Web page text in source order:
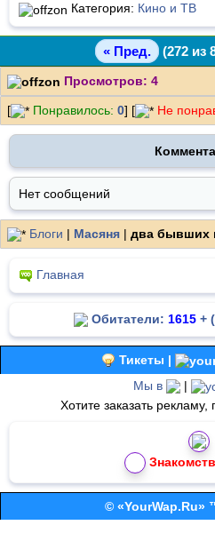
Категория: Кино и ТВ
« Пред. (272 из
Просмотров: 4
[ Понравилось: 0] [ Не
Нет сообщений
Блоги | Масяня | два бывших
Главная
Обитатели: 1615 + (
Тикеты |
Мы в
|
Хотите заказать
© «YourWap.Ru»